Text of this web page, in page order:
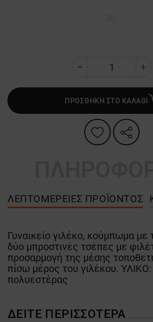
ΠΡΟΣΘΗΚΗ ΣΤΟ ΚΑΛΑΘΙ
ΛΕΠΤΟΜΈΡΕΙΕΣ ΠΡΟΪΌΝΤΟΣ
Γυναικείο γιλέκο, κούμπωμα με
δύο μπροστινές τσέπες με
προσαρμογή της μέσης
πίσω μέρος του γιλέκου. ΥΛΙΚΟ:
πολυεστέρας
ΔΕΊΤΕ ΠΕΡΙΣΣΌΤΕΡΑ